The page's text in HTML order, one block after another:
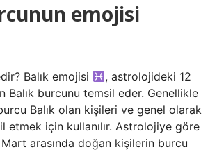
emojisi
Balık emojisi
, astrolojideki 12
Balık burcunu temsil eder. Genellikle
Balık olan kişileri ve genel olarak
etmek için kullanılır. Astrolojiye göre
arasında doğan kişilerin burcu